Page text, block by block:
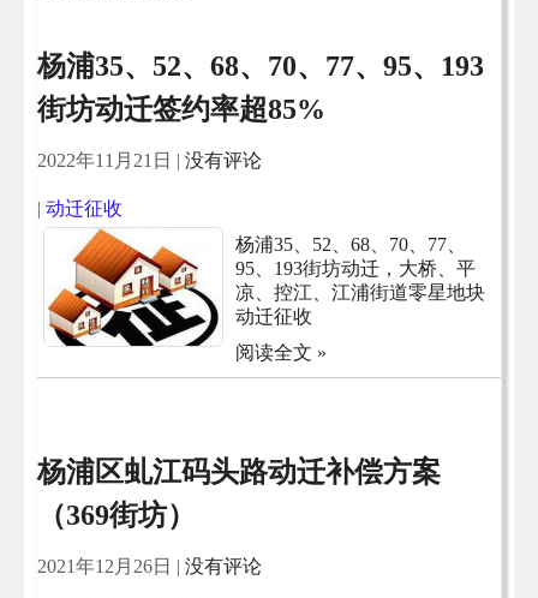
杨浦35、52、68、70、77、95、193
街坊动迁签约率超85%
2022年11月21日 | 没有评论
| 动迁征收
杨浦35、52、68、70、77、
95、193街坊动迁，大桥、平
凉、控江、江浦街道零星地块
动迁征收
阅读全文 »
杨浦区虬江码头路动迁补偿方案
（369街坊）
2021年12月26日 | 没有评论